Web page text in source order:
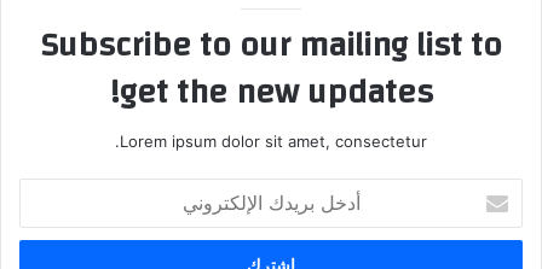
Subscribe to our mailing list to
get the new updates!
Lorem ipsum dolor sit amet, consectetur.
بريدك
الإلكتروني